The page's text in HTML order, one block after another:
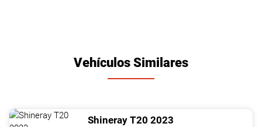
Vehículos Similares
Shineray T20 2023